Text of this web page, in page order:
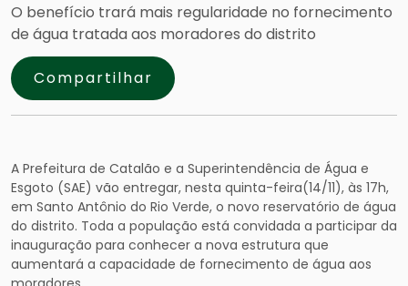
O benefício trará mais regularidade no fornecimento
de água tratada aos moradores do distrito
Compartilhar
A Prefeitura de Catalão e a Superintendência de Água e
Esgoto (SAE) vão entregar, nesta quinta-feira(14/11), às 17h,
em Santo Antônio do Rio Verde, o novo reservatório de água
do distrito. Toda a população está convidada a participar da
inauguração para conhecer a nova estrutura que
aumentará a capacidade de fornecimento de água aos